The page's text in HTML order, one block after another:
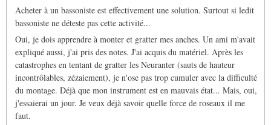
Acheter à un bassoniste est effectivement une solution. Surtout si ledit
bassoniste ne déteste pas cette activité...
Oui, je dois apprendre à monter et gratter mes anches. Un ami m'avait
expliqué aussi, j'ai pris des notes. J'ai acquis du matériel. Après les
catastrophes en tentant de gratter les Neuranter (sauts de hauteur
incontrôlables, zézaiement), je n'ose pas trop cumuler avec la difficulté
du montage. Déjà que mon instrument est en mauvais état... Mais, oui,
j'essaierai un jour. Je veux déjà savoir quelle force de roseaux il me
faut.